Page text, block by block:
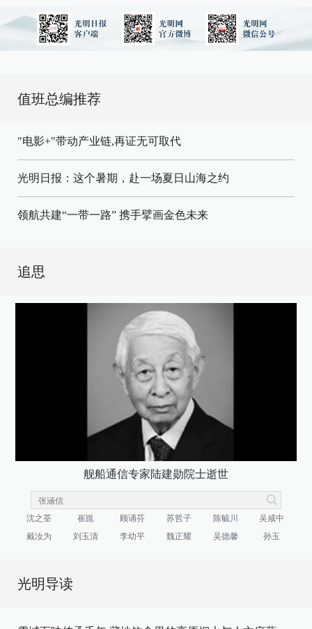
值班总编推荐
"电影+"带动产业链,再证无可取代
光明日报：这个暑期，赴一场夏日山海之约
领航共建“一带一路” 携手擘画金色未来
追思
舰船通信专家陆建勋院士逝世
沈之荃 崔崑 顾诵芬 苏哲子 陈毓川
吴咸中
戴汝为
刘玉清 李幼平 魏正耀 吴德馨 孙玉
光明导读